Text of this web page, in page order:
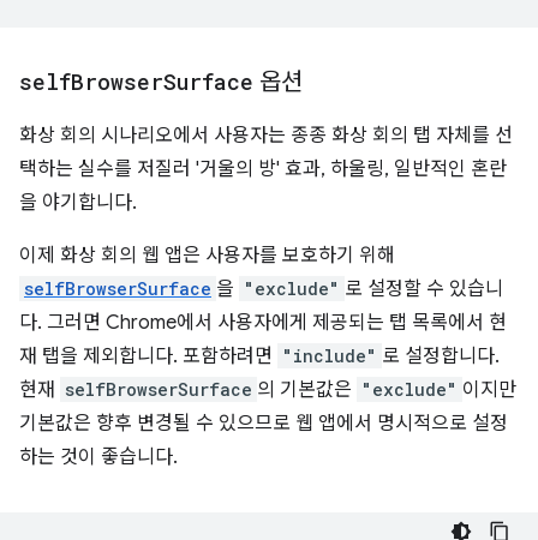
selfBrowserSurface 옵션
화상 회의 시나리오에서 사용자는 종종 화상 회의 탭 자체를 선
택하는 실수를 저질러 '거울의 방' 효과, 하울링, 일반적인 혼란
을 야기합니다.
이제 화상 회의 웹 앱은 사용자를 보호하기 위해
selfBrowserSurface 을 "exclude" 로 설정할 수 있습니
다. 그러면 Chrome에서 사용자에게 제공되는 탭 목록에서 현
재 탭을 제외합니다. 포함하려면
"include" 로 설정합니다.
현재
selfBrowserSurface 의 기본값은 "exclude" 이지만
기본값은 향후 변경될 수 있으므로 웹 앱에서 명시적으로 설정
하는 것이 좋습니다.